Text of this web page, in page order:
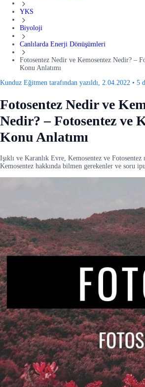
YKS
Biyoloji
Canlılarda Enerji Dönüşümleri
Fotosentez Nedir ve Kemosentez Nedir? –
Konu Anlatımı
Kunduz Eğitmen tarafından yazıldı, 2.04.2022 • 5
Fotosentez Nedir ve
Nedir? – Fotosentez ve
Konu Anlatımı
Işıklı ve Karanlık Evre, Kemosentez ve
Kemosentez hakkında bilmen gerekenler ve soru